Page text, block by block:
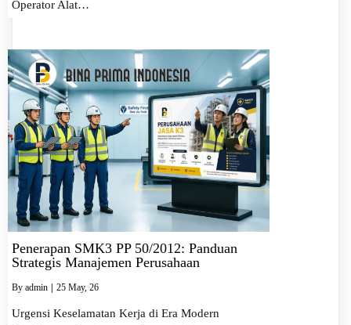
Operator Alat…
Penerapan SMK3 PP 50/2012: Panduan
Strategis Manajemen Perusahaan
By admin 25 May, 26
Urgensi Keselamatan Kerja di Era Modern